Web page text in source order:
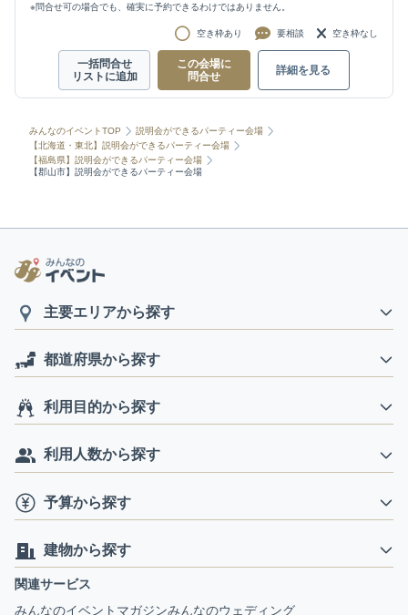
※問合せ可の場合でも、確実に予約できるわけではありません。
空き枠あり 要相談 空き枠なし
一括問合せ
リストに追加
この会場に
問合せ
詳細を見る
みんなのイベントTOP
説明会ができるパーティー会場
【北海道・東北】説明会ができるパーティー会場
【福島県】説明会ができるパーティー会場
【郡山市】説明会ができるパーティー会場
主要エリアから探す
都道府県から探す
利用目的から探す
利用人数から探す
予算から探す
建物から探す
関連サービス
みんなのイベントマガジンみんなのウェディング